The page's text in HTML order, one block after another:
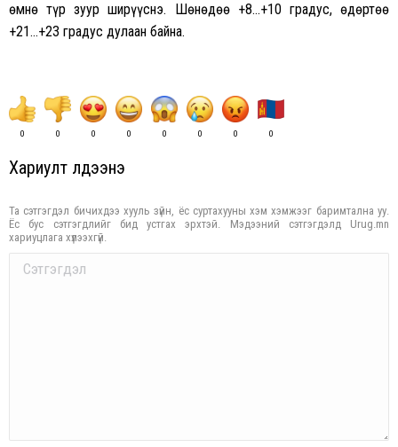
өмнө түр зуур ширүүснэ. Шөнөдөө +8…+10 градус, өдөртөө
+21…+23 градус дулаан байна.
0 0 0 0 0 0 0 0
Хариулт үлдээнэ үү
Та сэтгэгдэл бичихдээ хууль зүйн, ёс суртахууны хэм хэмжээг баримтална уу.
Ёс бус сэтгэгдлийг бид устгах эрхтэй. Мэдээний сэтгэгдэлд Urug.mn
хариуцлага хүлээхгүй.
Comment